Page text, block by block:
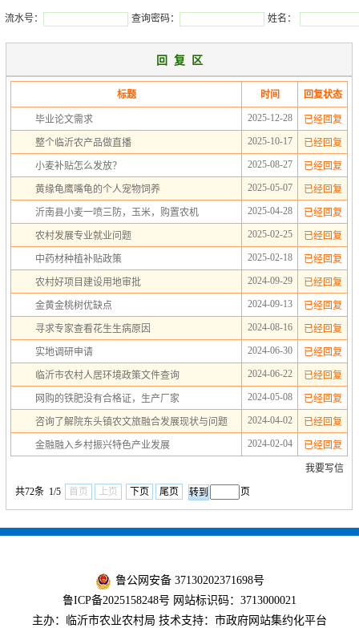
流水号： 查询密码： 姓名：
回 复 区
标题 时间 回复状态
毕业论文需求 2025-12-28 已经回复
整个临沂农产品做直播 2025-10-17 已经回复
小麦补贴怎么发放？ 2025-08-27 已经回复
黄缘龟鹰嘴龟的个人宠物饲养 2025-05-07 已经回复
沂南县小麦一喷三防，玉米，购置农机 2025-04-28 已经回复
农村发展专业就业问题 2025-02-25 已经回复
中药材种植补贴政策 2025-02-18 已经回复
农村好项目建设用地审批 2024-09-29 已经回复
金黄金桃树优缺点 2024-09-13 已经回复
寻求专家查看花生生病原因 2024-08-16 已经回复
实地调研申请 2024-06-30 已经回复
临沂市农村人居环境政策文件查询 2024-06-22 已经回复
网购的铁肥没有合格证，生产厂家 2024-05-08 已经回复
咨询了解院东头镇农文旅融合发展现状与问题 2024-04-02 已经回复
金融融入乡村振兴特色产业发展 2024-02-04 已经回复
我要写信
共72条 1/5 首页 上页 下页 尾页 页
鲁公网安备 37130202371698号
鲁ICP备2025158248号 网站标识码：3713000021
主办：临沂市农业农村局 技术支持：市政府网站集约化平台